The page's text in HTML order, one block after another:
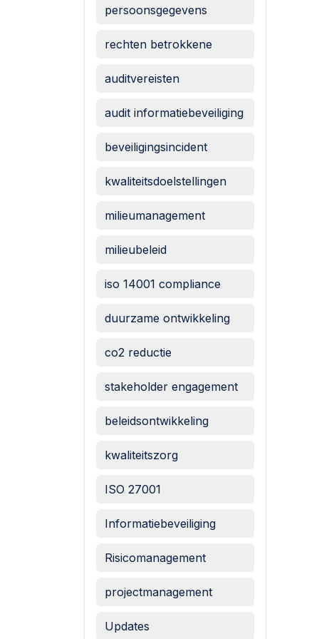
persoonsgegevens
rechten betrokkene
auditvereisten
audit informatiebeveiliging
beveiligingsincident
kwaliteitsdoelstellingen
milieumanagement
milieubeleid
iso 14001 compliance
duurzame ontwikkeling
co2 reductie
stakeholder engagement
beleidsontwikkeling
kwaliteitszorg
ISO 27001
Informatiebeveiliging
Risicomanagement
projectmanagement
Updates